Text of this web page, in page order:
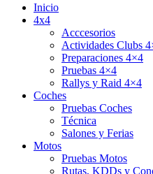
Inicio
4x4
Acccesorios
Actividades Clubs
Preparaciones 4×4
Pruebas 4×4
Rallys y Raid 4×4
Coches
Pruebas Coches
Técnica
Salones y Ferias
Motos
Pruebas Motos
Rutas, KDDs y